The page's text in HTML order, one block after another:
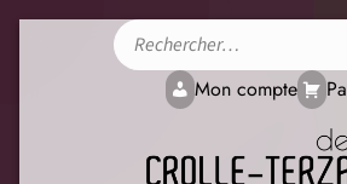
Mon compte